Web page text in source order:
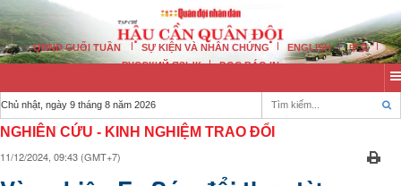
QĐND CUỐI TUẦN SỰ KIỆN VÀ NHÂN CHỨNG ENGLISH
中文
РУССКИЙ ЯЗЫК
ĐỌC BÁO IN
Chủ nhật, ngày 9 tháng 8 năm 2026
NGHIÊN CỨU - KINH NGHIỆM TRAO ĐỔI
11/12/2024, 09:43 (GMT+7)